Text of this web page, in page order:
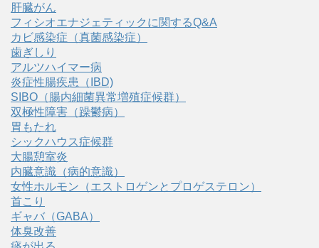
肝臓がん
フィシオエナジェティックに関するQ&A
カビ感染症（真菌感染症）
歯ぎしり
アルツハイマー病
炎症性腸疾患（IBD)
SIBO（腸内細菌異常増殖症候群）
双極性障害（躁鬱病）
胃もたれ
シックハウス症候群
大腸憩室炎
内臓意識（病的意識）
女性ホルモン（エストロゲンとプロゲステロン）
首こり
ギャバ（GABA）
体臭改善